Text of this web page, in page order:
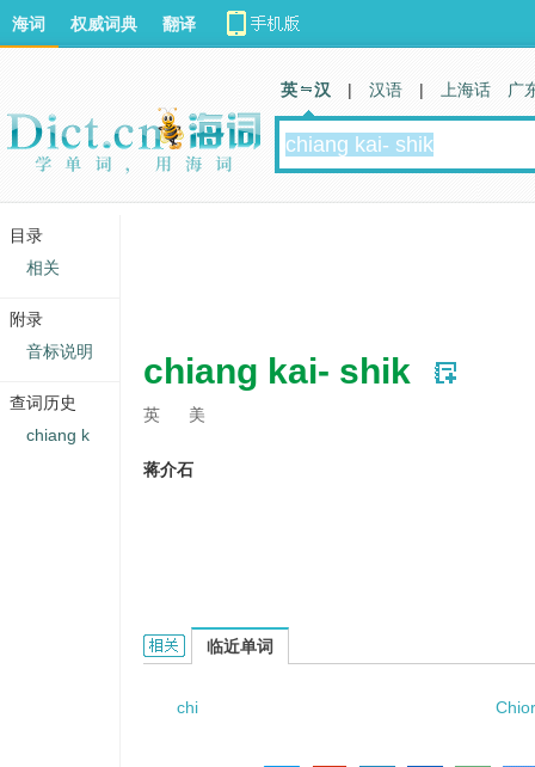
chiang kai- shik
英 美
蒋介石
Chiang Kai- Shik的相关资料：
临近单词
chi
海词 权威词典 翻译
英 汉 | 汉语 | 上海话 广
目录
相关
附录
音标说明
查词历史
chiang k